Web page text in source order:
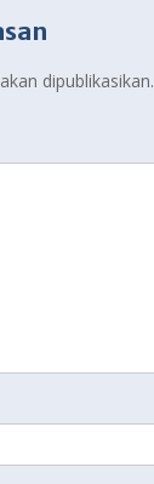
dipublikasikan.